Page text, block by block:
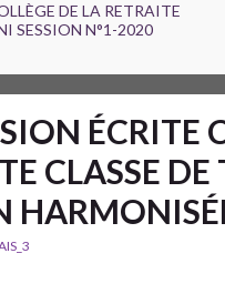
DE LA RETRAITE
SESSION N°1-2020
ÉCRITE
CLASSE